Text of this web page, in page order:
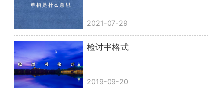
2021-07-29
检讨书格式
2019-09-20